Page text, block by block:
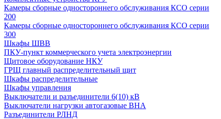
Камеры сборные одностороннего обслуживания КСО серии
200
Камеры сборные одностороннего обслуживания КСО серии
300
Шкафы ШВВ
ПКУ-пункт коммерческого учета электроэнергии
Щитовое оборудование НКУ
ГРЩ главный распределительный щит
Шкафы распределительные
Шкафы управления
Выключатели и разъединители 6(10) кВ
Выключатели нагрузки автогазовые ВНА
Разъединители РЛНД